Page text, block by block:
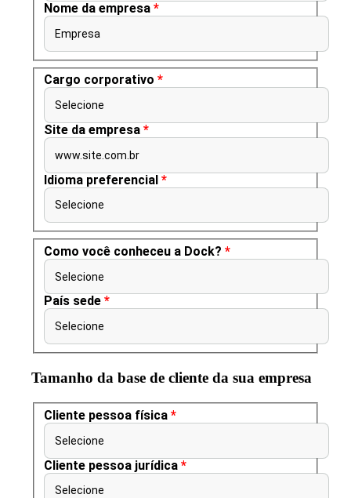
Nome da empresa *
Empresa
Cargo corporativo *
Selecione
Site da empresa *
www.site.com.br
Idioma preferencial *
Selecione
Como você conheceu a Dock? *
Selecione
País sede *
Selecione
Tamanho da base de cliente da sua empresa
Cliente pessoa física *
Selecione
Cliente pessoa jurídica *
Selecione